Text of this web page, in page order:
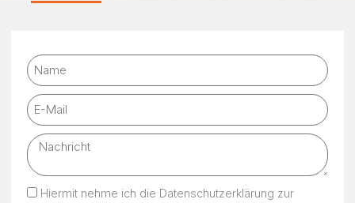
Hiermit nehme ich die Datenschutzerklärung zur